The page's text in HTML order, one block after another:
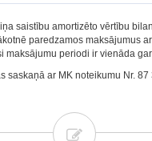
saistību amortizēto vērtību
paredzamos maksājumus
maksājumu periodi ir vienāda
saskaņā ar MK noteikumu Nr.